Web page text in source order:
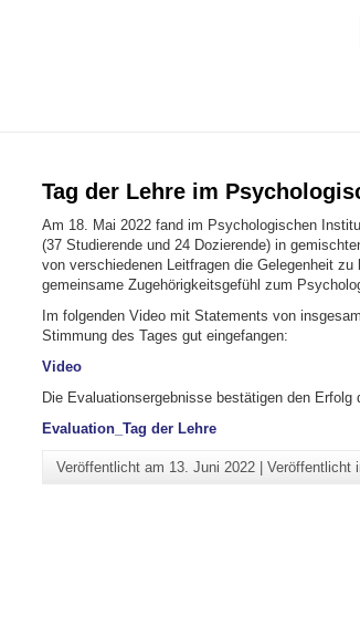
Tag der Lehre im
Am 18. Mai 2022 fand im Psychologischen
(37 Studierende und 24 Dozierende) in
von verschiedenen Leitfragen die Gelegenheit
gemeinsame Zugehörigkeitsgefühl zum
Im folgenden Video mit Statements von
Stimmung des Tages gut eingefangen:
Video
Die Evaluationsergebnisse bestätigen den Erfolg
Evaluation_Tag der Lehre
Veröffentlicht am 13. Juni 2022 |Veröffentlicht